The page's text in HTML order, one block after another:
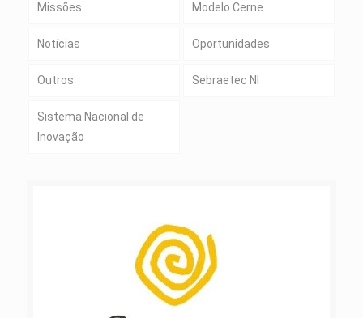
Missões Modelo Cerne
Notícias Oportunidades
Outros Sebraetec NI
Sistema Nacional de
Inovação